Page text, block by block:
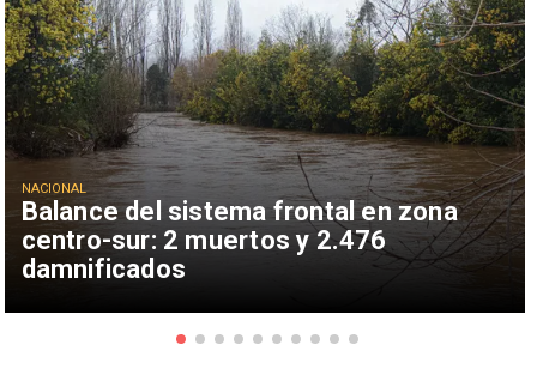
Balance del sistema frontal en zona
centro-sur: 2 muertos y 2.476
damnificados
NACIONAL